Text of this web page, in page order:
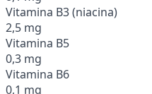
Vitamina B3 (niacina)
2,5 mg
Vitamina B5
0,3 mg
Vitamina B6
0,1 mg